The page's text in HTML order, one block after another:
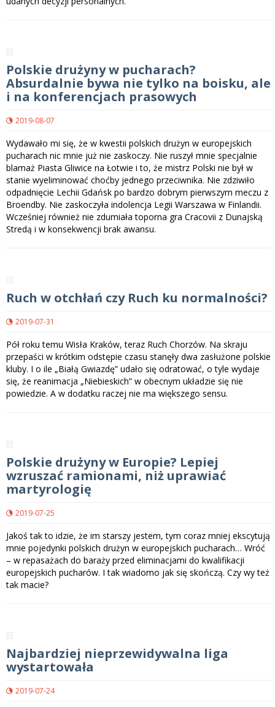
Polskie drużyny w pucharach?
Absurdalnie bywa nie tylko na boisku, ale
i na konferencjach prasowych
2019-08-07
Wydawało mi się, że w kwestii polskich drużyn w europejskich
pucharach nic mnie już nie zaskoczy. Nie ruszył mnie specjalnie
blamaż Piasta Gliwice na Łotwie i to, że mistrz Polski nie był w
stanie wyeliminować choćby jednego przeciwnika. Nie zdziwiło
odpadnięcie Lechii Gdańsk po bardzo dobrym pierwszym meczu z
Broendby. Nie zaskoczyła indolencja Legii Warszawa w Finlandii.
Wcześniej również nie zdumiała toporna gra Cracovii z Dunajską
Stredą i w konsekwencji brak awansu.
Ruch w otchłań czy Ruch ku normalności?
2019-07-31
Pół roku temu Wisła Kraków, teraz Ruch Chorzów. Na skraju
przepaści w krótkim odstępie czasu stanęły dwa zasłużone polskie
kluby. I o ile „Białą Gwiazdę” udało się odratować, o tyle wydaje
się, że reanimacja „Niebieskich” w obecnym układzie się nie
powiedzie. A w dodatku raczej nie ma większego sensu.
Polskie drużyny w Europie? Lepiej
wzruszać ramionami, niż uprawiać
martyrologię
2019-07-25
Jakoś tak to idzie, że im starszy jestem, tym coraz mniej ekscytują
mnie pojedynki polskich drużyn w europejskich pucharach… Wróć
– w repasażach do baraży przed eliminacjami do kwalifikacji
europejskich pucharów. I tak wiadomo jak się skończą. Czy wy też
tak macie?
Najbardziej nieprzewidywalna liga
wystartowała
2019-07-24